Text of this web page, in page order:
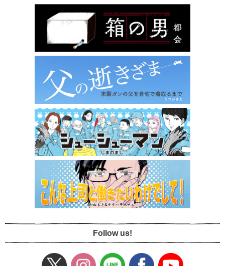
Follow us!